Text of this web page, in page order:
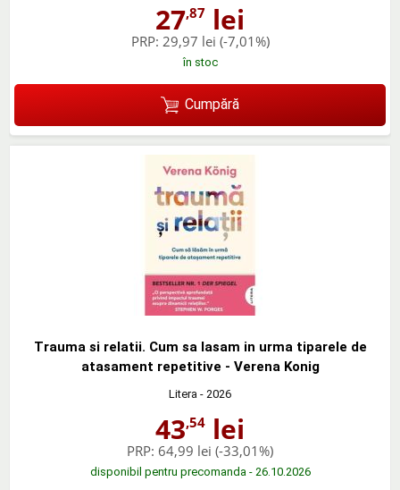
27,87 lei
PRP: 29,97 lei (-7,01%)
în stoc
Cumpără
Trauma si relatii. Cum sa lasam in urma tiparele de
atasament repetitive - Verena Konig
Litera - 2026
43,54 lei
PRP: 64,99 lei (-33,01%)
disponibil pentru precomanda - 26.10.2026